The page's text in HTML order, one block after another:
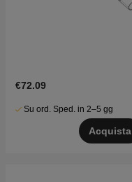
€72.09
Su ord. Sped. in 2–5 gg
Acquista